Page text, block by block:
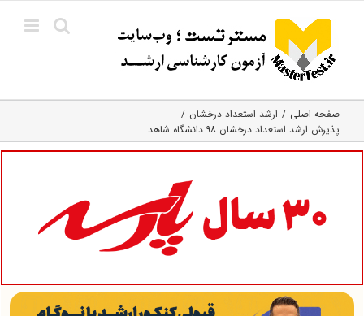
content
صفحه اصلی
ارشد استعداد درخشان
پذیرش ارشد استعداد درخشان ۹۸ دانشگاه شاهد